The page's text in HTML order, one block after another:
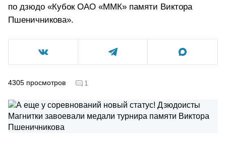
по дзюдо «Кубок ОАО «ММК» памяти Виктора
Пшеничникова».
4305 просмотров 1